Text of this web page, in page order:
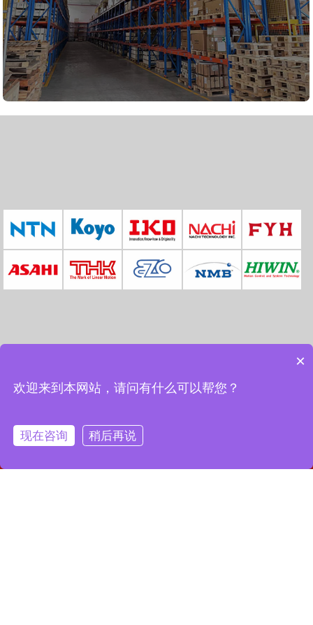
联系我们
×
欢迎来到本网站，请问有什么可以帮您？
现在咨询 稍后再说